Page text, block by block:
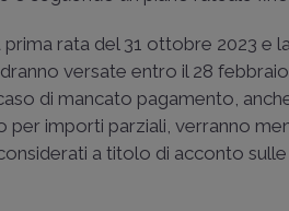
rata del 31 ottobre 2023 e
versate entro il 28
di mancato pagamento,
importi parziali, verranno
a titolo di acconto